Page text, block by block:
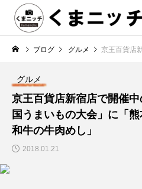
ブログ グルメ 京王百貨店新宿店で開催中の「
グルメ
京王百貨店新宿店で開催
国うまいもの大会」に「
和牛の牛肉めし」
2018.01.21